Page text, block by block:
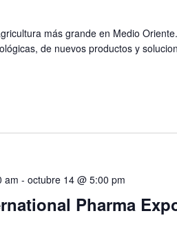
más grande en Medio
de nuevos productos y
Pharma
am - octubre 14 @ 5:00 pm